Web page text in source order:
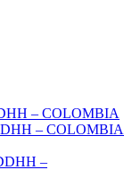
– COLOMBIA
– COLOMBIA
–